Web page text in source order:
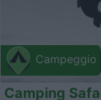
Campeggio
Camping